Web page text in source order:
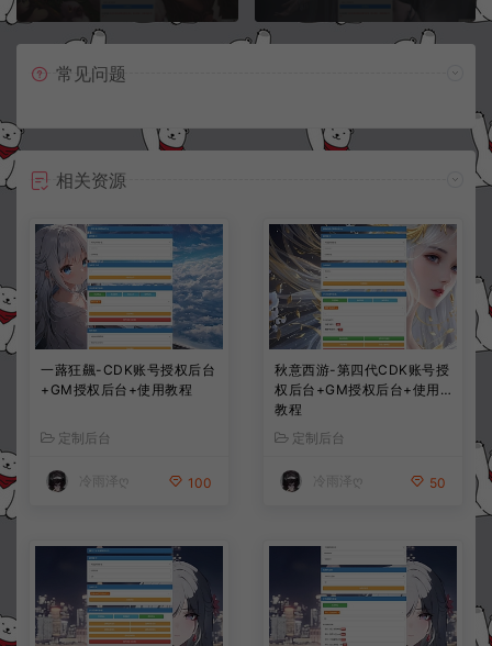
常见问题
相关资源
一蕗狂飆-CDK账号授权后台
+GM授权后台+使用教程
定制后台
冷雨泽ღ 100
秋意西游-第四代CDK账号授
权后台+GM授权后台+使用
教程
定制后台
冷雨泽ღ 50